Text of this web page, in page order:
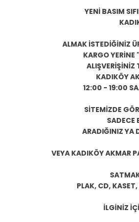
YENİ BASIM
ALMAK İSTEDİĞİNİZ
KARGO
KADIKÖY
12:00 - 19:00
SİTEMİZDE
SADECE
ARADIĞINIZ YA
VEYA KADIKÖY AKMAR
PLAK, CD,
İLGİNİZ